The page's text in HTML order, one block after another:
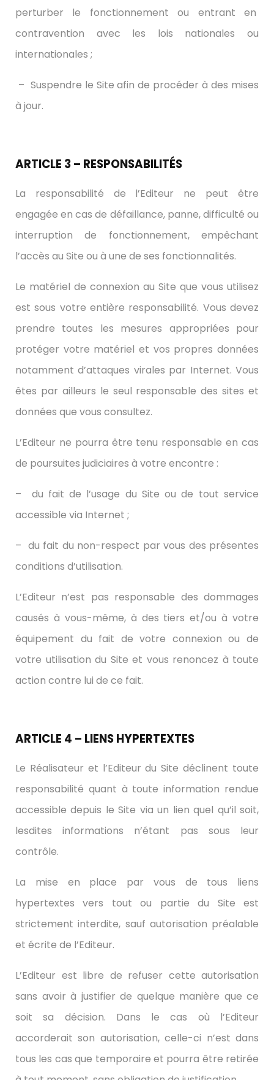
perturber le fonctionnement ou entrant en
contravention avec les lois nationales ou
internationales ;
– Suspendre le Site afin de procéder à des mises
à jour.
ARTICLE 3 – RESPONSABILITÉS
La responsabilité de l’Editeur ne peut être
engagée en cas de défaillance, panne, difficulté ou
interruption de fonctionnement, empêchant
l’accès au Site ou à une de ses fonctionnalités.
Le matériel de connexion au Site que vous utilisez
est sous votre entière responsabilité. Vous devez
prendre toutes les mesures appropriées pour
protéger votre matériel et vos propres données
notamment d’attaques virales par Internet. Vous
êtes par ailleurs le seul responsable des sites et
données que vous consultez.
L’Editeur ne pourra être tenu responsable en cas
de poursuites judiciaires à votre encontre :
– du fait de l’usage du Site ou de tout service
accessible via Internet ;
– du fait du non-respect par vous des présentes
conditions d’utilisation.
L’Editeur n’est pas responsable des dommages
causés à vous-même, à des tiers et/ou à votre
équipement du fait de votre connexion ou de
votre utilisation du Site et vous renoncez à toute
action contre lui de ce fait.
ARTICLE 4 – LIENS HYPERTEXTES
Le Réalisateur et l’Editeur du Site déclinent toute
responsabilité quant à toute information rendue
accessible depuis le Site via un lien quel qu’il soit,
lesdites informations n’étant pas sous leur
contrôle.
La mise en place par vous de tous liens
hypertextes vers tout ou partie du Site est
strictement interdite, sauf autorisation préalable
et écrite de l’Editeur.
L’Editeur est libre de refuser cette autorisation
sans avoir à justifier de quelque manière que ce
soit sa décision. Dans le cas où l’Editeur
accorderait son autorisation, celle-ci n’est dans
tous les cas que temporaire et pourra être retirée